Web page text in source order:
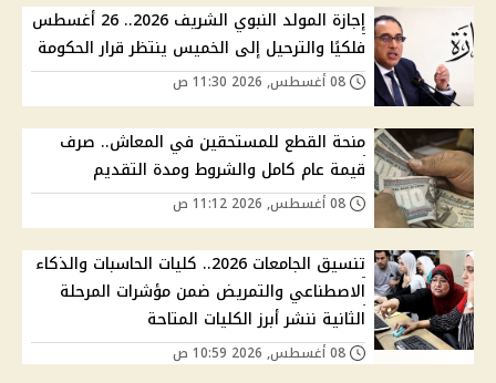
إجازة المولد النبوي الشريف 2026.. 26 أغسطس
فلكيًا والترحيل إلى الخميس ينتظر قرار الحكومة
منحة القطع للمستحقين في المعاش.. صرف
قيمة عام كامل والشروط ومدة التقديم
تنسيق الجامعات 2026.. كليات الحاسبات والذكاء
الاصطناعي والتمريض ضمن مؤشرات المرحلة
الثانية ننشر أبرز الكليات المتاحة